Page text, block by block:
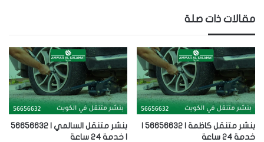
مقالات ذات صلة
بنشر متنقل كاظمة | 56656632 |
خدمة 24 ساعة
بنشر متنقل السالمي | 56656632
| خدمة 24 ساعة